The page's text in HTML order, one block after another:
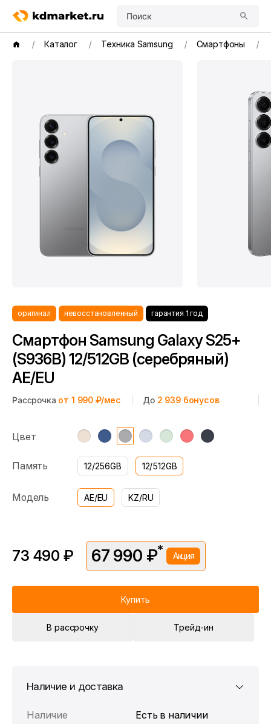
Поиск
Каталог Техника Samsung Смартфоны
оригинал невосстановленный гарантия 1 год
Смартфон Samsung Galaxy S25+
(S936B) 12/512GB (серебряный)
AE/EU
Рассрочка от 1 990 ₽/мес До 2 939бонусов
Цвет
Память 12/256GB 12/512GB
Модель AE/EU KZ/RU
73 490 ₽ 67 990 ₽* Акция
Цена без скидки —73 490 ₽. Подробности уточняйте у
Купить
В рассрочку Трейд-ин
Наличие и доставка
Наличие
Есть в наличии